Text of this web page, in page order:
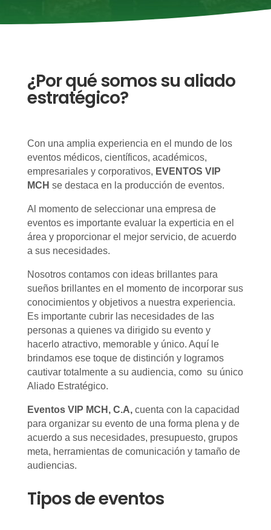
¿Por qué somos su aliado
estratégico?
Con una amplia experiencia en el mundo de los
eventos médicos, científicos, académicos,
empresariales y corporativos, EVENTOS VIP
MCH se destaca en la producción de eventos.
Al momento de seleccionar una empresa de
eventos es importante evaluar la experticia en el
área y proporcionar el mejor servicio, de acuerdo
a sus necesidades.
Nosotros contamos con ideas brillantes para
sueños brillantes en el momento de incorporar sus
conocimientos y objetivos a nuestra experiencia.
Es importante cubrir las necesidades de las
personas a quienes va dirigido su evento y
hacerlo atractivo, memorable y único. Aquí le
brindamos ese toque de distinción y logramos
cautivar totalmente a su audiencia, como su único
Aliado Estratégico.
Eventos VIP MCH, C.A,cuenta con la capacidad
para organizar su evento de una forma plena y de
acuerdo a sus necesidades, presupuesto, grupos
meta, herramientas de comunicación y tamaño de
audiencias.
Tipos de eventos